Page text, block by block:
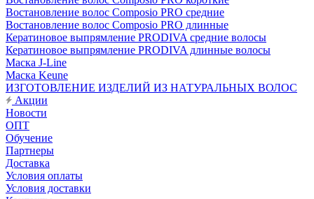
Востановление волос Composio PRO средние
Востановление волос Composio PRO длинные
Кератиновое выпрямление PRODIVA средние волосы
Кератиновое выпрямление PRODIVA длинные волосы
Маска J-Line
Маска Keune
ИЗГОТОВЛЕНИЕ ИЗДЕЛИЙ ИЗ НАТУРАЛЬНЫХ ВОЛОС
Акции
Новости
ОПТ
Обучение
Партнеры
Доставка
Условия оплаты
Условия доставки